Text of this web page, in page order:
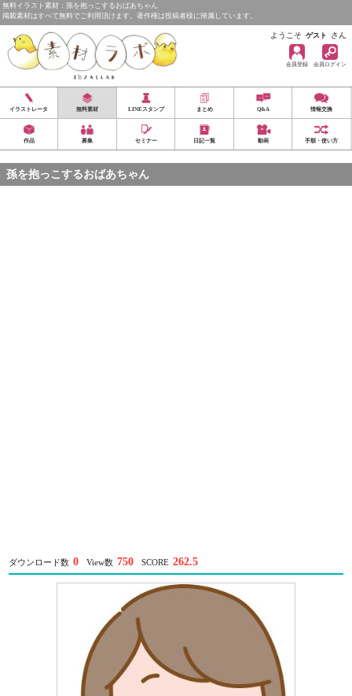
無料イラスト素材：孫を抱っこするおばあちゃん
掲載素材はすべて無料でご利用頂けます。著作権は投稿者様に帰属しています。
ようこそ ゲスト さん
会員登録 会員ログイン
イラストレータ 無料素材 LINEスタンプ まとめ Q&A 情報交換
作品 募集 セミナー 日記一覧 動画 手順・使い方
孫を抱っこするおばあちゃん
ダウンロード数 0 View数 750 SCORE 262.5